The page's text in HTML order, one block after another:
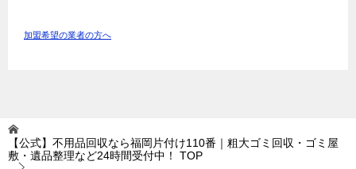
加盟希望の業者の方へ
【公式】不用品回収なら福岡片付け110番｜粗大ゴミ回収・ゴミ屋
敷・遺品整理など24時間受付中！
TOP